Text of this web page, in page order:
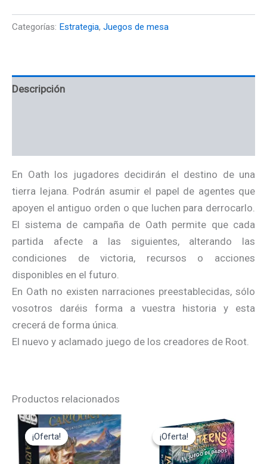
Categorías: Estrategia, Juegos de mesa
Descripción
En Oath los jugadores decidirán el destino de una
tierra lejana. Podrán asumir el papel de agentes que
apoyen el antiguo orden o que luchen para derrocarlo.
El sistema de campaña de Oath permite que cada
partida afecte a las siguientes, alterando las
condiciones de victoria, recursos o acciones
disponibles en el futuro.
En Oath no existen narraciones preestablecidas, sólo
vosotros daréis forma a vuestra historia y esta
crecerá de forma única.
El nuevo y aclamado juego de los creadores de Root.
Productos relacionados
¡Oferta!
¡Oferta!
precio
original
era:
El
precio
actual
es:
¡Oferta!
¡Oferta!
precio
original
era:
El
precio
actual
es: